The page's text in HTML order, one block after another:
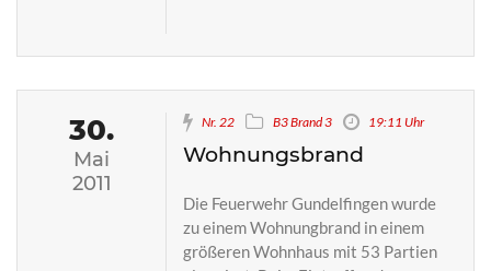
30.
Mai
2011
Nr. 22 B3 Brand 3 19:11 Uhr
Wohnungsbrand
Die Feuerwehr Gundelfingen wurde
zu einem Wohnungbrand in einem
größeren Wohnhaus mit 53 Partien